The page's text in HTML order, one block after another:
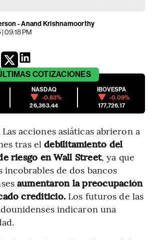
- Anand Krishnamoorthy
09:18 PM
COTIZACIONES
NASDAQ
-0.83%
26,363.44
IBOVESPA
-0.09%
177,726.17
acciones asiáticas abrieron a
tras eldebilitamiento del
riesgo en Wall Street, ya que
incobrables de dos bancos
aumentaron la preocupación
crediticio. Los futuros de las
indicaron una